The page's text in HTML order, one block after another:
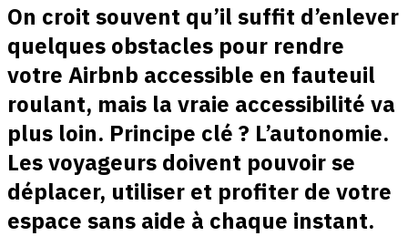
On croit souvent qu’il suffit d’enlever
quelques obstacles pour rendre
votre Airbnb accessible en fauteuil
roulant, mais la vraie accessibilité va
plus loin. Principe clé ? L’autonomie.
Les voyageurs doivent pouvoir se
déplacer, utiliser et profiter de votre
espace sans aide à chaque instant.